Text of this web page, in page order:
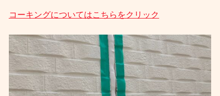
コーキングについてはこちらをクリック